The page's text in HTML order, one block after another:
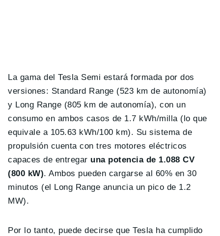
La gama del Tesla Semi estará formada por dos
versiones: Standard Range (523 km de autonomía)
y Long Range (805 km de autonomía), con un
consumo en ambos casos de 1.7 kWh/milla (lo que
equivale a 105.63 kWh/100 km). Su sistema de
propulsión cuenta con tres motores eléctricos
capaces de entregar una potencia de 1.088 CV
(800 kW). Ambos pueden cargarse al 60% en 30
minutos (el Long Range anuncia un pico de 1.2
MW).
Por lo tanto, puede decirse que Tesla ha cumplido